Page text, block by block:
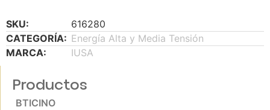
SKU:
616280
CATEGORÍA: Energía Alta y Media Tensión
MARCA:
IUSA
Productos
BTICINO